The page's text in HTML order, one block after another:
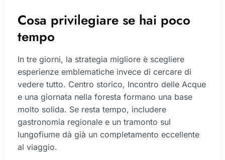
Cosa privilegiare se hai poco
tempo
In tre giorni, la strategia migliore è scegliere
esperienze emblematiche invece di cercare di
vedere tutto. Centro storico, Incontro delle Acque
e una giornata nella foresta formano una base
molto solida. Se resta tempo, includere
gastronomia regionale e un tramonto sul
lungofiume dà già un completamento eccellente
al viaggio.